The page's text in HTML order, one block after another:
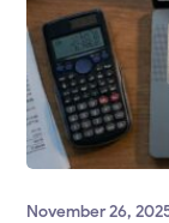
November 26,